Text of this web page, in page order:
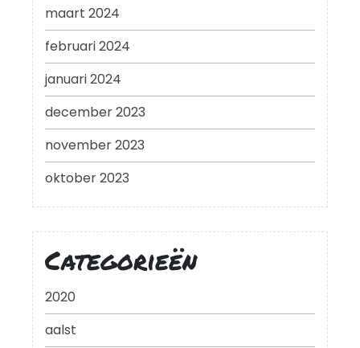
maart 2024
februari 2024
januari 2024
december 2023
november 2023
oktober 2023
Categorieën
2020
aalst